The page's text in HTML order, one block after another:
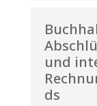
und
ds